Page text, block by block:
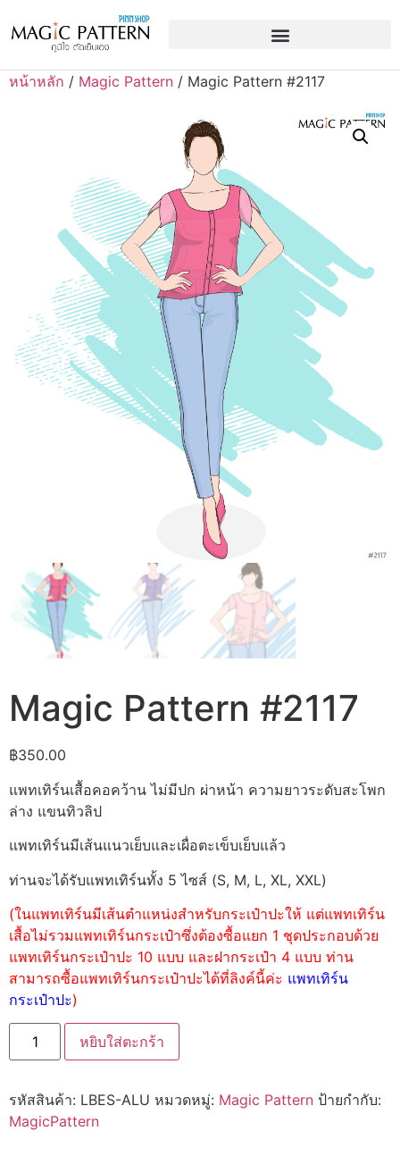
หน้าหลัก / Magic Pattern / Magic Pattern #2117
Magic Pattern #2117
฿350.00
แพทเทิร์นเสื้อคอคว้าน ไม่มีปก ผ่าหน้า ความยาวระดับสะโพก
ล่าง แขนทิวลิป
แพทเทิร์นมีเส้นแนวเย็บและเผื่อตะเข็บเย็บแล้ว
ท่านจะได้รับแพทเทิร์นทั้ง 5 ไซส์ (S, M, L, XL, XXL)
(ในแพทเทิร์นมีเส้นตำแหน่งสำหรับกระเป๋าปะให้ แต่แพทเทิร์น
เสื้อไม่รวมแพทเทิร์นกระเป๋าซึ่งต้องซื้อแยก 1 ชุดประกอบด้วย
แพทเทิร์นกระเป๋าปะ 10 แบบ และฝากระเป๋า 4 แบบ ท่าน
สามารถซื้อแพทเทิร์นกระเป๋าปะได้ที่ลิงค์นี้ค่ะ แพทเทิร์น
กระเป๋าปะ)
หยิบใส่ตะกร้า
รหัสสินค้า: LBES-ALU หมวดหมู่: Magic Pattern ป้ายกำกับ:
MagicPattern